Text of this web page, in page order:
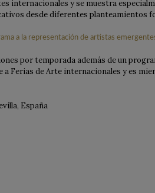
internacionales y se muestra
desde diferentes planteamientos
por temporada además de un
Ferias de Arte internacionales y es
España